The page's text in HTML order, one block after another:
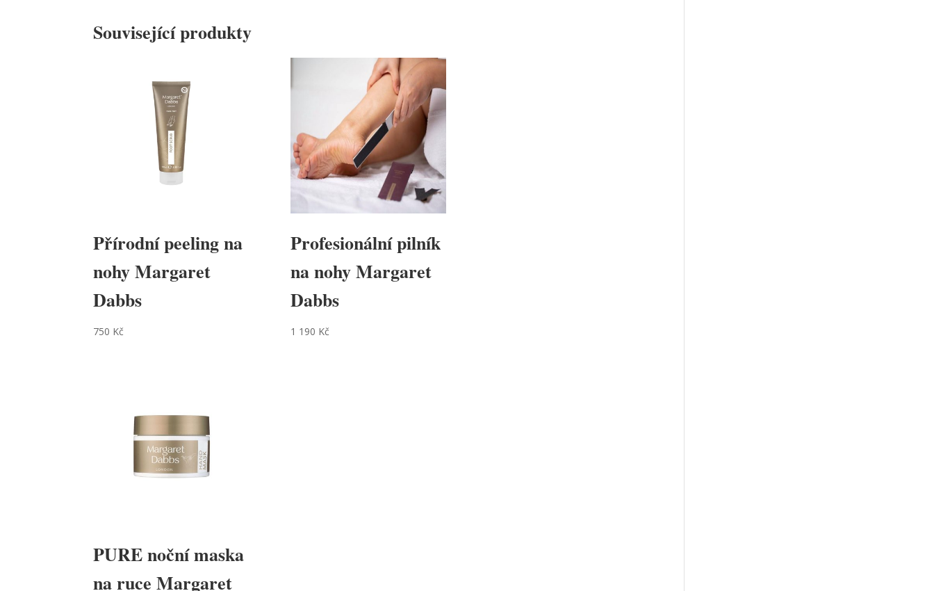
Související produkty
Přírodní peeling na
nohy Margaret
Dabbs
750 Kč
Profesionální pilník
na nohy Margaret
Dabbs
1 190 Kč
PURE noční maska
na ruce Margaret